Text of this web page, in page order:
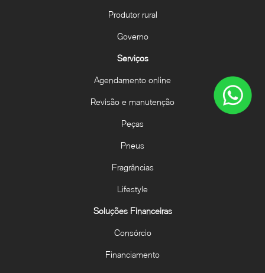
Produtor rural
Governo
Serviços
Agendamento online
Revisão e manutenção
Peças
Pneus
Fragrâncias
Lifestyle
Soluções Financeiras
Consórcio
Financiamento